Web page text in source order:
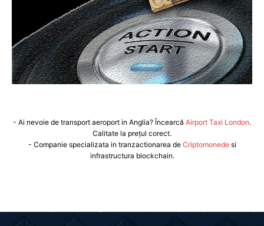
- Ai nevoie de transport aeroport in Anglia? Încearcă Airport Taxi London.
Calitate la prețul corect.
- Companie specializata in tranzactionarea de Criptomonedesi
infrastructura blockchain.